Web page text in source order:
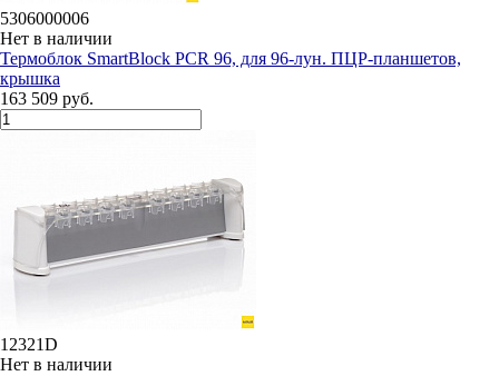
5306000006
Нет в наличии
Термоблок SmartBlock PCR 96, для 96-лун. ПЦР-планшетов,
крышка
163 509 руб.
12321D
Нет в наличии